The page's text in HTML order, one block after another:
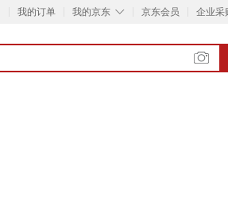
我的订单 ◇
我的京东 京东会员 企业采